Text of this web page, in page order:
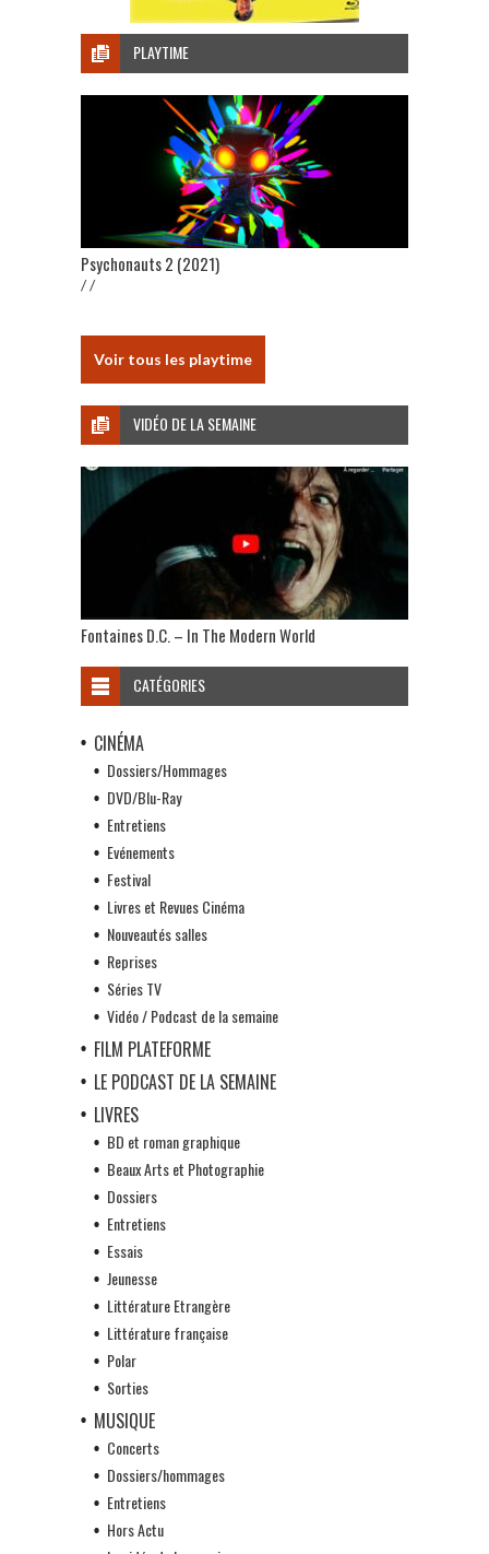
PLAYTIME
Psychonauts 2 (2021)
/ /
Voir tous les playtime
VIDÉO DE LA SEMAINE
Fontaines D.C. – In The Modern World
CATÉGORIES
CINÉMA
Dossiers/Hommages
DVD/Blu-Ray
Entretiens
Evénements
Festival
Livres et Revues Cinéma
Nouveautés salles
Reprises
Séries TV
Vidéo / Podcast de la semaine
FILM PLATEFORME
LE PODCAST DE LA SEMAINE
LIVRES
BD et roman graphique
Beaux Arts et Photographie
Dossiers
Entretiens
Essais
Jeunesse
Littérature Etrangère
Littérature française
Polar
Sorties
MUSIQUE
Concerts
Dossiers/hommages
Entretiens
Hors Actu